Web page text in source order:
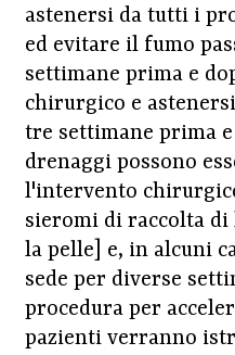
astenersi da tutti i
ed evitare il fumo
settimane prima e
chirurgico e
tre settimane prima
drenaggi possono
l'intervento
sieromi di raccolta
la pelle] e, in alcuni
sede per diverse
procedura per
pazienti verranno